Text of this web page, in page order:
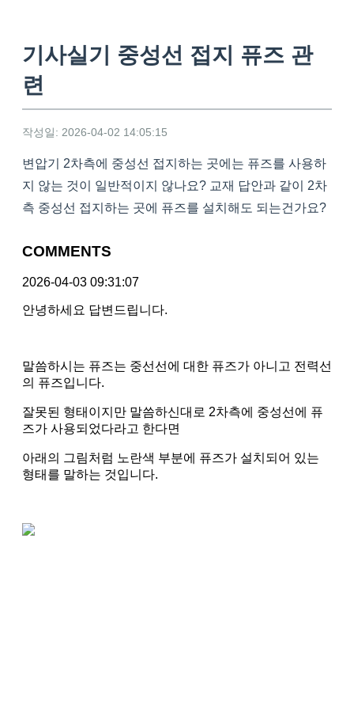
기사실기 중성선 접지 퓨즈 관
련
작성일: 2026-04-02 14:05:15
변압기 2차측에 중성선 접지하는 곳에는 퓨즈를 사용하
지 않는 것이 일반적이지 않나요? 교재 답안과 같이 2차
측 중성선 접지하는 곳에 퓨즈를 설치해도 되는건가요?
COMMENTS
2026-04-03 09:31:07
안녕하세요 답변드립니다.
말씀하시는 퓨즈는 중선선에 대한 퓨즈가 아니고 전력선
의 퓨즈입니다.
잘못된 형태이지만 말씀하신대로 2차측에 중성선에 퓨
즈가 사용되었다라고 한다면
아래의 그림처럼 노란색 부분에 퓨즈가 설치되어 있는
형태를 말하는 것입니다.